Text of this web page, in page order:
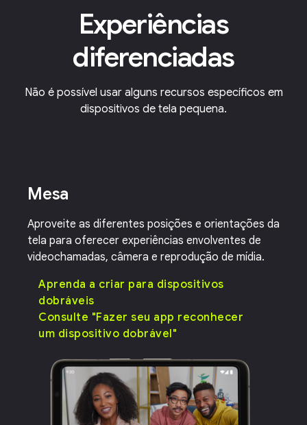
Experiências
diferenciadas
Não é possível usar alguns recursos específicos em
dispositivos de tela pequena.
Mesa
Aproveite as diferentes posições e orientações da
tela para oferecer experiências envolventes de
videochamadas, câmera e reprodução de mídia.
Aprenda a criar para dispositivos
dobráveis
Consulte "Fazer seu app reconhecer
um dispositivo dobrável"